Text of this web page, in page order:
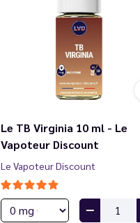
Le TB Virginia 10 ml - Le
Vapoteur Discount
Le Vapoteur Discount